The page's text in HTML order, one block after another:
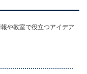
や教室で役立つアイデア